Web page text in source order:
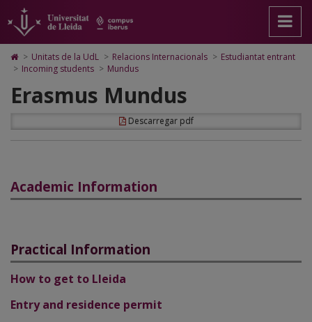
Erasmus
Mundus
pàgina
principal.
Universitat
Lleida
contingut
principal
pàgina
Mapa
Web.
Universitat
Lleida
Cerca
Accessibilitat.
Universitat
Lleida
Icono
de
para
ir
la
página
> Unitats de la UdL > Relacions Internacionals > Estudiantat entrant
> Incoming students > Mundus
Erasmus Mundus
Descarregar pdf
Academic Information
Practical Information
How to get to Lleida
Entry and residence permit